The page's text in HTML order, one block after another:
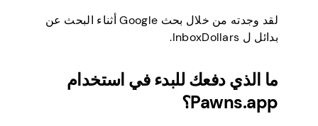
لقد وجدته من خلال بحث Google أثناء البحث عن
بدائل ل InboxDollars.
ما الذي دفعك للبدء في استخدام
Pawns.app؟